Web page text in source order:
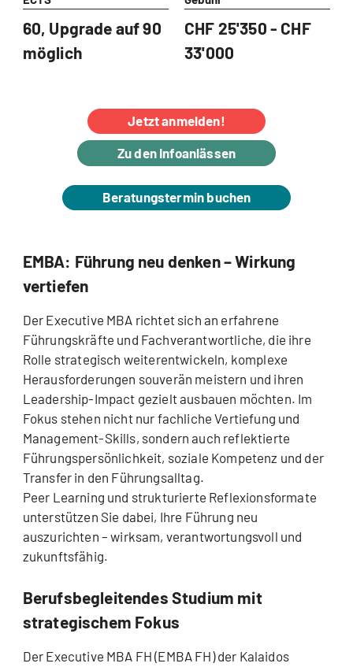
60, Upgrade auf 90
möglich
CHF 25'350 - CHF
33'000
Jetzt anmelden!
Zu den Infoanlässen
Beratungstermin buchen
EMBA: Führung neu denken – Wirkung
vertiefen
Der Executive MBA richtet sich an erfahrene
Führungskräfte und Fachverantwortliche, die ihre
Rolle strategisch weiterentwickeln, komplexe
Herausforderungen souverän meistern und ihren
Leadership-Impact gezielt ausbauen möchten. Im
Fokus stehen nicht nur fachliche Vertiefung und
Management-Skills, sondern auch reflektierte
Führungspersönlichkeit, soziale Kompetenz und der
Transfer in den Führungsalltag.
Peer Learning und strukturierte Reflexionsformate
unterstützen Sie dabei, Ihre Führung neu
auszurichten – wirksam, verantwortungsvoll und
zukunftsfähig.
Berufsbegleitendes Studium mit
strategischem Fokus
Der Executive MBA FH (EMBA FH) der Kalaidos